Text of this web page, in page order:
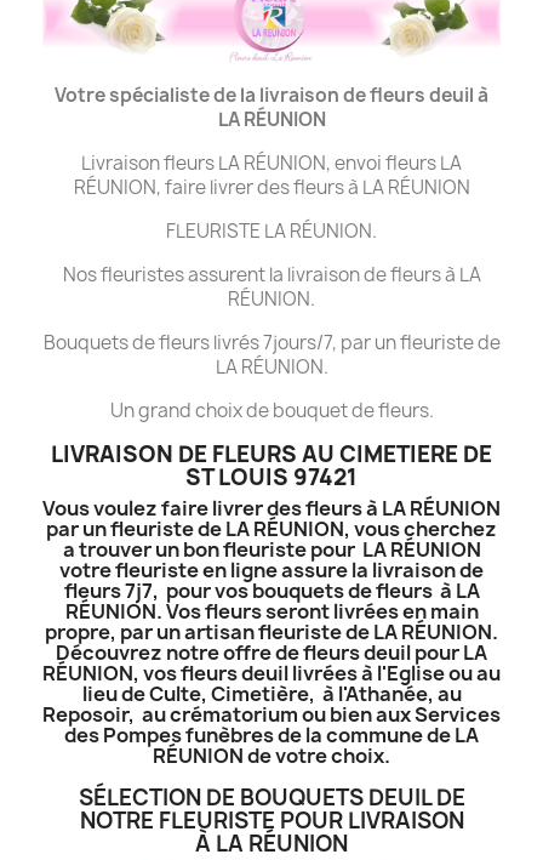
Votre spécialiste de la livraison de fleurs deuil à
LARÉUNION
Livraison fleurs LA RÉUNION, envoi fleurs LA
RÉUNION, faire livrer des fleurs à LA RÉUNION
FLEURISTE LA RÉUNION.
Nos fleuristes assurent la livraison de fleurs à LA
RÉUNION.
Bouquets de fleurs livrés 7jours/7, par un fleuriste de
LA RÉUNION.
Un grand choix de bouquet de fleurs.
LIVRAISON DE FLEURS AU CIMETIERE DE
ST LOUIS 97421
Vous voulez faire livrer des fleurs à LA RÉUNION
par un fleuriste de LA RÉUNION, vous cherchez
a trouver un bon fleuriste pour LA RÉUNION
votre fleuriste en ligne assure la livraison de
fleurs 7j7, pour vos bouquets de fleurs à LA
RÉUNION. Vos fleurs seront livrées en main
propre, par un artisan fleuriste de LA RÉUNION.
Découvrez notre offre de fleurs deuil pour LA
RÉUNION, vos fleurs deuil livrées à l'Eglise ou au
lieu de Culte, Cimetière, à l'Athanée, au
Reposoir, au crématorium ou bien aux Services
des Pompes funèbres de la commune de LA
RÉUNION de votre choix.
SÉLECTION DE BOUQUETS DEUIL DE
NOTRE FLEURISTE POUR LIVRAISON
À LA RÉUNION